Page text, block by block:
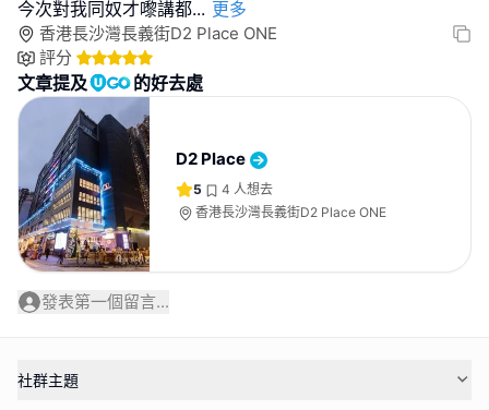
今次對我同奴才嚟講都... 更多
香港長沙灣長義街D2 Place ONE
評分
文章提及 的好去處
D2 Place
5 4 人想去
香港長沙灣長義街D2 Place ONE
發表第一個留言...
社群主題